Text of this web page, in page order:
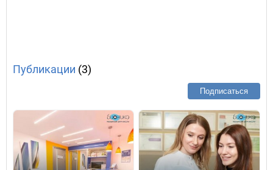
Публикации (3)
Подписаться